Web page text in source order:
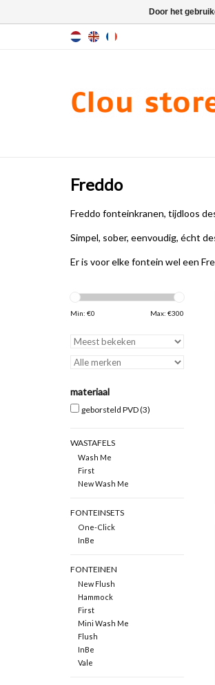
Freddo
Freddo fonteinkranen, tijdloos
Simpel, sober, eenvoudig, écht
Er is voor elke fontein wel een
Min: €0 Max: €300
materiaal
geborsteld PVD(3)
WASTAFELS
Wash Me
First
New Wash Me
FONTEINSETS
One-Click
InBe
FONTEINEN
New Flush
Hammock
First
Mini Wash Me
Flush
InBe
Vale
Door het